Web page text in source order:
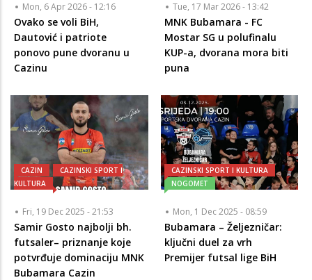
Mon, 6 Apr 2026 - 12:16
Ovako se voli BiH,
Dautović i patriote
ponovo pune dvoranu u
Cazinu
Tue, 17 Mar 2026 - 13:42
MNK Bubamara - FC
Mostar SG u polufinalu
KUP-a, dvorana mora biti
puna
CAZIN
CAZINSKI SPORT I
KULTURA
Fri, 19 Dec 2025 - 21:53
Samir Gosto najbolji bh.
futsaler– priznanje koje
potvrđuje dominaciju MNK
Bubamara Cazin
CAZINSKI SPORT I KULTURA
NOGOMET
Mon, 1 Dec 2025 - 08:59
Bubamara – Željezničar:
ključni duel za vrh
Premijer futsal lige BiH